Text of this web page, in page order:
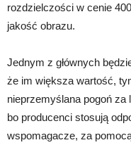
rozdzielczości w cenie
jakość obrazu.
Jednym z głównych
że im większa wartość,
nieprzemyślana pogoń
bo producenci stosują
wspomagacze, za